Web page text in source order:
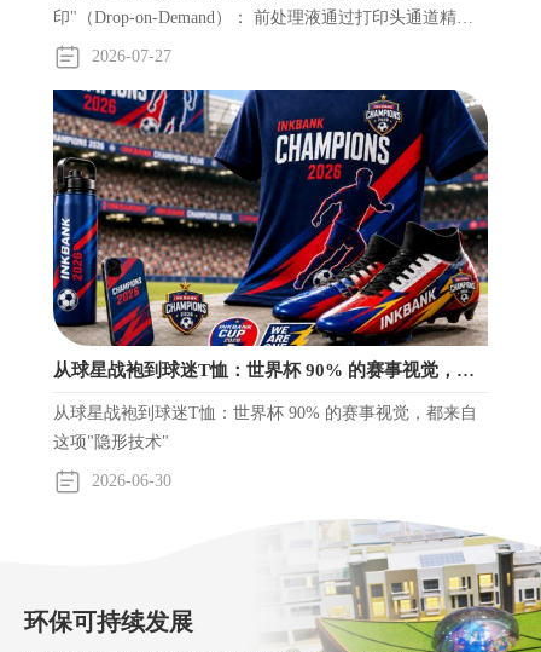
印"（Drop-on-Demand）： 前处理液通过打印头通道精准
喷射，只喷在需要的位置、只喷需要的量。前处理液、白
2026-07-27
从球星战袍到球迷T恤：世界杯 90% 的赛事视觉，都
来自这项"隐形技术"
从球星战袍到球迷T恤：世界杯 90% 的赛事视觉，都来自
这项"隐形技术"
2026-06-30
环保可持续发展